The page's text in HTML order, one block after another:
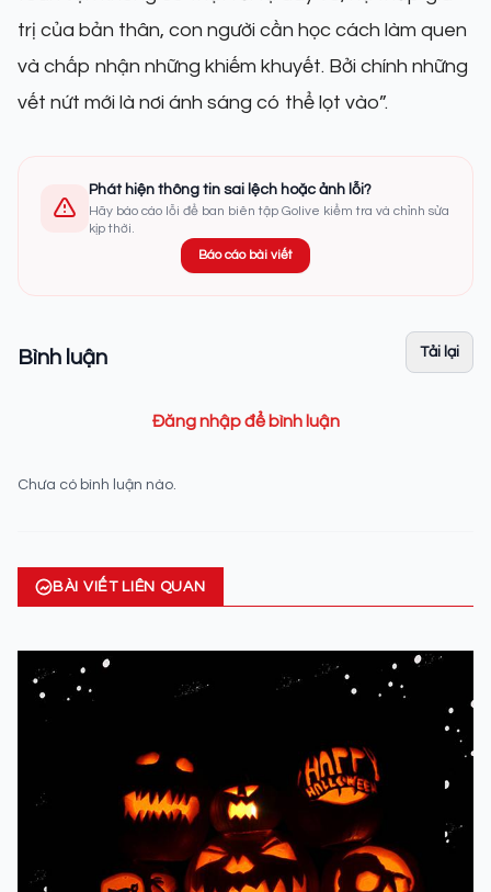
trị của bản thân, con người cần học cách làm quen
và chấp nhận những khiếm khuyết. Bởi chính những
vết nứt mới là nơi ánh sáng có thể lọt vào”.
Phát hiện thông tin sai lệch hoặc ảnh lỗi?
Hãy báo cáo lỗi để ban biên tập Golive kiểm tra và chỉnh sửa
kịp thời.
Báo cáo bài viết
Bình luận Tải lại
Đăng nhập để bình luận
Chưa có bình luận nào.
BÀI VIẾT LIÊN QUAN